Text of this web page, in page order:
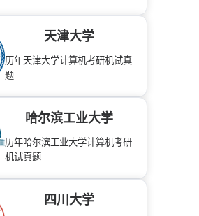
天津大学
历年天津大学计算机考研机试真
题
哈尔滨工业大学
历年哈尔滨工业大学计算机考研
机试真题
四川大学